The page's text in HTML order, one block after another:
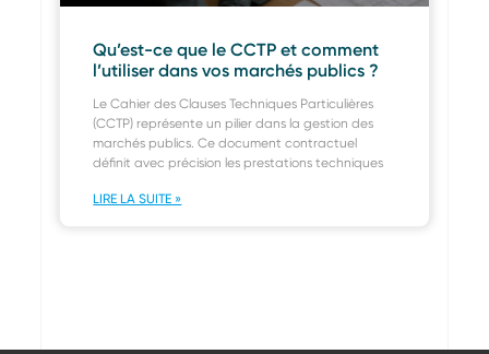
Qu’est-ce que le CCTP et comment
l’utiliser dans vos marchés publics ?
Le Cahier des Clauses Techniques Particulières
(CCTP) représente un pilier dans la gestion des
marchés publics. Ce document contractuel
définit avec précision les prestations techniques
LIRE LA SUITE »